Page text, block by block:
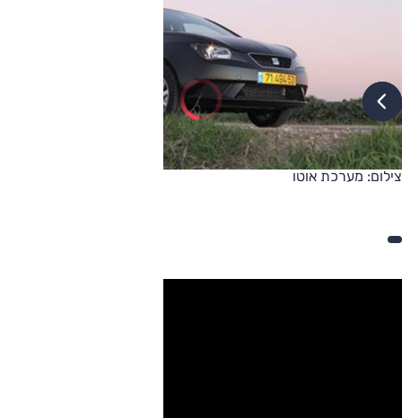
צילום: מערכת אוטו